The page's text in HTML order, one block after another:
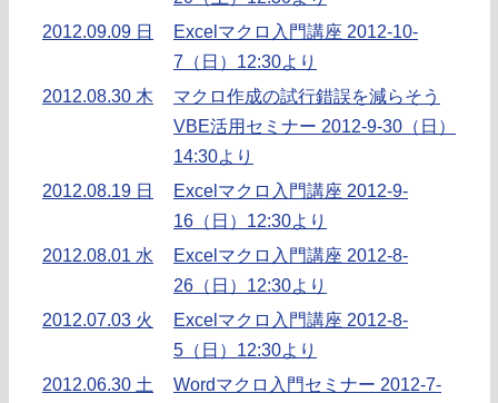
2012.09.09 日
Excelマクロ入門講座 2012-10-
7（日）12:30より
2012.08.30 木
マクロ作成の試行錯誤を減らそう
VBE活用セミナー 2012-9-30（日）
14:30より
2012.08.19 日
Excelマクロ入門講座 2012-9-
16（日）12:30より
2012.08.01 水
Excelマクロ入門講座 2012-8-
26（日）12:30より
2012.07.03 火
Excelマクロ入門講座 2012-8-
5（日）12:30より
2012.06.30 土
Wordマクロ入門セミナー 2012-7-